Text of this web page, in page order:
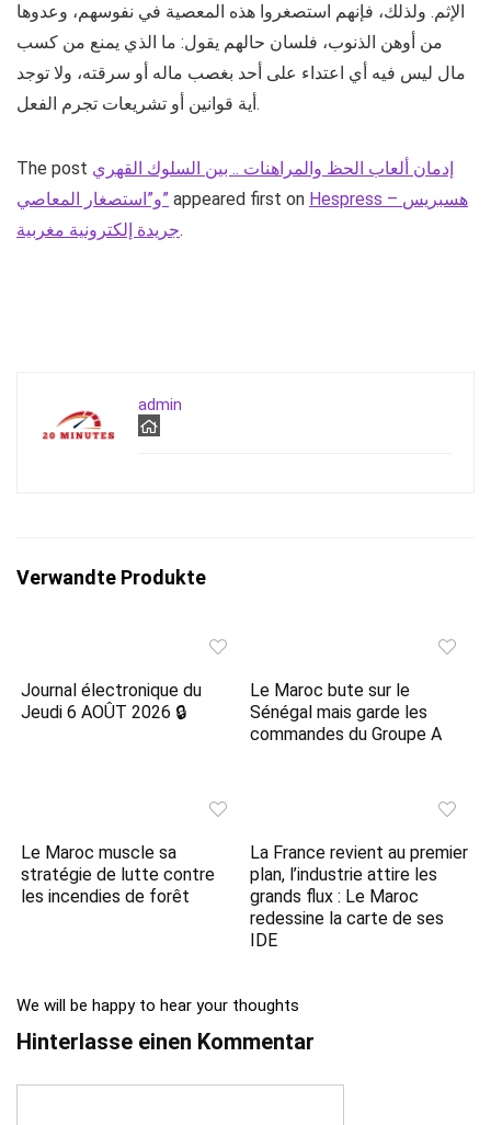
الإثم. ولذلك، فإنهم استصغروا هذه المعصية في نفوسهم، وعدوها
من أوهن الذنوب، فلسان حالهم يقول: ما الذي يمنع من كسب
مال ليس فيه أي اعتداء على أحد بغصب ماله أو سرقته، ولا توجد
أية قوانين أو تشريعات تجرم الفعل.
The post إدمان ألعاب الحظ والمراهنات .. بين السلوك القهري
و”استصغار المعاصي” appeared first on Hespress – هسبريس
جريدة إلكترونية مغربية.
admin
Verwandte Produkte
Journal électronique du
Jeudi 6 AOÛT 2026 🔒
Le Maroc bute sur le
Sénégal mais garde les
commandes du Groupe A
Le Maroc muscle sa
stratégie de lutte contre
les incendies de forêt
La France revient au premier
plan, l’industrie attire les
grands flux : Le Maroc
redessine la carte de ses
IDE
We will be happy to hear your thoughts
Hinterlasse einen Kommentar